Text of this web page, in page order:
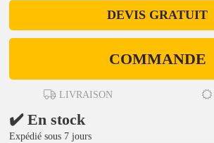
DEVIS GRATUIT
COMMANDE
LIVRAISON
✔️ En stock
Expédié sous 7 jours